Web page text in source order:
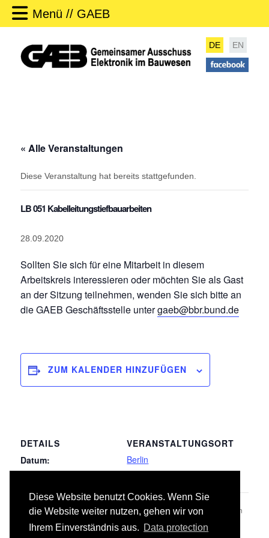
Diese Website benutzt Cookies. Wenn Sie
die Website weiter nutzen, gehen wir von
Ihrem Einverständnis aus. Data protection
Menü // GAEB
DE EN
« Alle Veranstaltungen
Diese Veranstaltung hat bereits stattgefunden.
LB 051 Kabelleitungstiefbauarbeiten
28.09.2020
Sollten Sie sich für eine Mitarbeit in diesem
Arbeitskreis interessieren oder möchten Sie als Gast
an der Sitzung teilnehmen, wenden Sie sich bitte an
die GAEB Geschäftsstelle untergaeb@bbr.bund.de
ZUM KALENDER HINZUFÜGEN
DETAILS
Datum:
VERANSTALTUNGSORT
Berlin
LB 017 Stahlbauarbeiten LB 009 Entwässerungskanalarbeiten